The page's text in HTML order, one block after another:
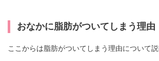
おなかに脂肪がついてしまう理由
ここからは脂肪がついてしまう理由について説